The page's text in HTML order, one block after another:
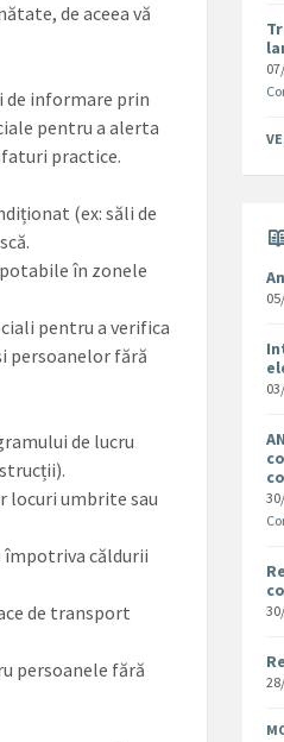
de aceea vă
de informare prin
pentru a alerta
practice.
(ex: săli de
în zonele
pentru a verifica
persoanelor fără
de lucru
locuri umbrite sau
împotriva căldurii
de transport
persoanele fără